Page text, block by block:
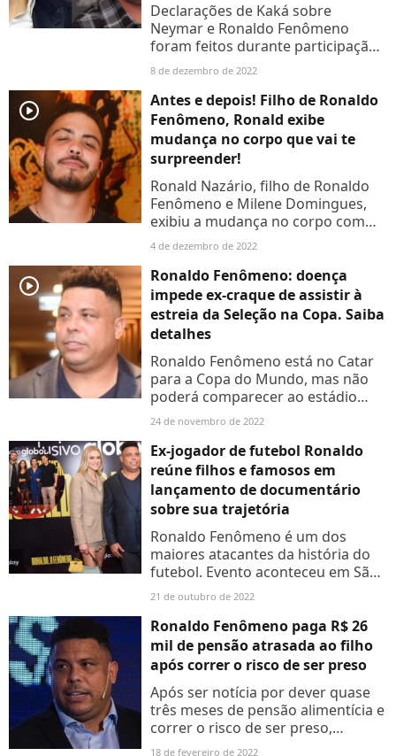
Declarações de Kaká sobre
Neymar e Ronaldo Fenômeno
foram feitos durante participação
em um programa britânico.
8 de dezembro de 2022
player2
Antes e depois! Filho de Ronaldo
Fenômeno, Ronald exibe
mudança no corpo que vai te
surpreender!
Ronald Nazário, filho de Ronaldo
Fenômeno e Milene Domingues,
exibiu a mudança no corpo com
postagem no seu Instagram. O DJ
festejou: 'Fico feliz de ver...
4 de dezembro de 2022
player2
Ronaldo Fenômeno: doença
impede ex-craque de assistir à
estreia da Seleção na Copa. Saiba
detalhes
Ronaldo Fenômeno está no Catar
para a Copa do Mundo, mas não
poderá comparecer ao estádio
nesta quinta-feira (24). Saiba mais.
24 de novembro de 2022
Ex-jogador de futebol Ronaldo
reúne filhos e famosos em
lançamento de documentário
sobre sua trajetória
Ronaldo Fenômeno é um dos
maiores atacantes da história do
futebol. Evento aconteceu em São
Paulo nesta quinta-feira (20). Veja
21 de outubro de 2022
Ronaldo Fenômeno paga R$ 26
mil de pensão atrasada ao filho
após correr o risco de ser preso
Após ser notícia por dever quase
três meses de pensão alimentícia e
correr o risco de ser preso,
Ronaldo Fenômeno pagou o débito
18 de fevereiro de 2022